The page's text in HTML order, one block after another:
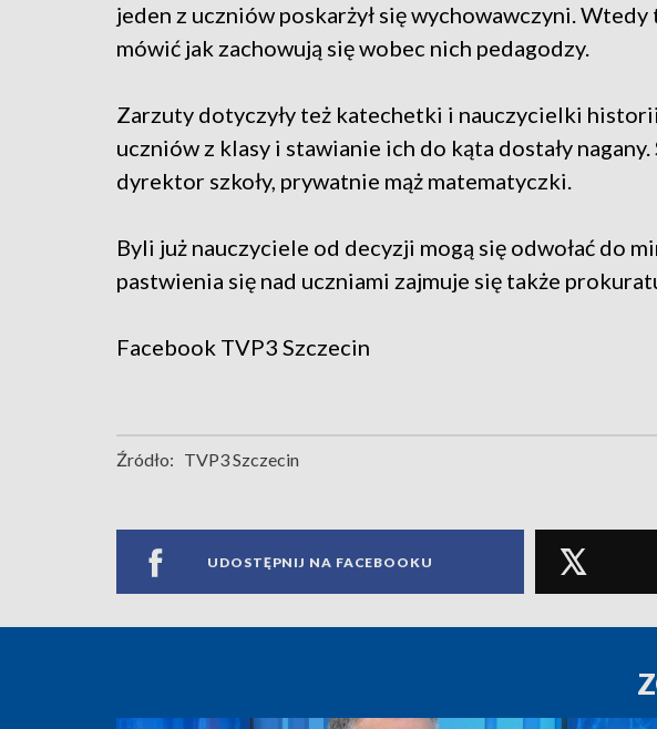
jeden z uczniów poskarżył się wychowawczyni. Wtedy
mówić jak zachowują się wobec nich pedagodzy.
Zarzuty dotyczyły też katechetki i nauczycielki
uczniów z klasy i stawianie ich do kąta dostały
dyrektor szkoły, prywatnie mąż matematyczki.
Byli już nauczyciele od decyzji mogą się odwołać do
pastwienia się nad uczniami zajmuje się także
Facebook TVP3 Szczecin
Źródło: TVP3 Szczecin
UDOSTĘPNIJ NA FACEBOOKU